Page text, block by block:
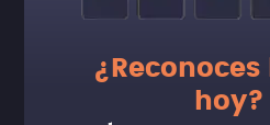
hoy?